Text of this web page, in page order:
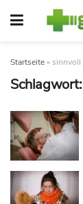
Startseite » sinnvoll
Schlagwort: